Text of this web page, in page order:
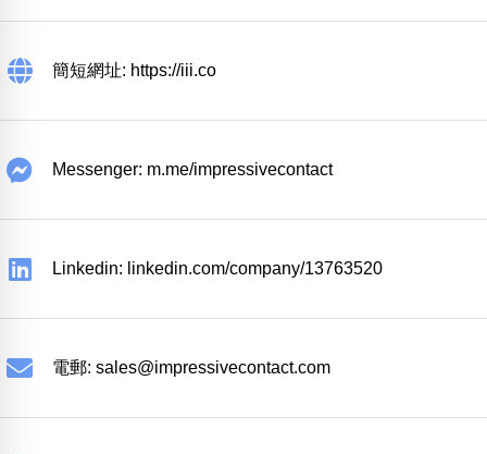
簡短網址: https://iii.co
Messenger: m.me/impressivecontact
Linkedin: linkedin.com/company/13763520
電郵: sales@impressivecontact.com